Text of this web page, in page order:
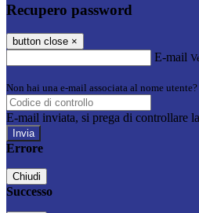
Recupero password
button close ×
E-mail
Non hai una e-mail associata al nome
E-mail inviata, si prega di controllare
Errore
Chiudi
Successo